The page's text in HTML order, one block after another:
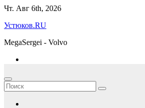
Перейти
содержимому
Чт. Авг 6th, 2026
Устюков.RU
MegaSergei - Volvo